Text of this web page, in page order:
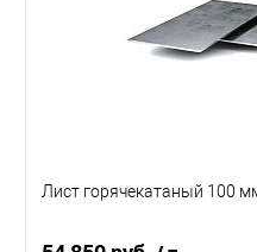
В избранное
Лист горячекатаный 100